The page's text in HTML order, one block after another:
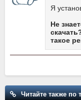
Я
Не
такое
Читайте также по